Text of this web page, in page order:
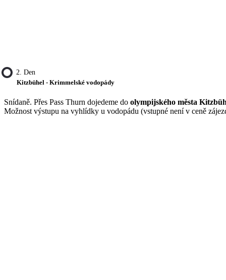
2. Den
Kitzbühel - Krimmelské vodopády
Snídaně. Přes Pass Thurn dojedeme do olympijského města
Možnost výstupu na vyhlídky u vodopádu (vstupné není v ceně